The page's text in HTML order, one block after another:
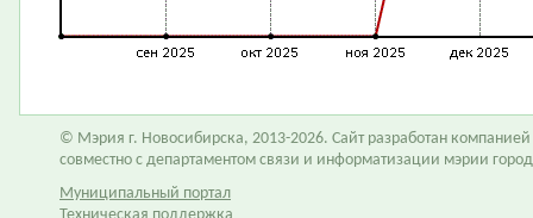
© Мэрия г. Новосибирска, 2013-2026. Сайт разработан компанией
совместно с департаментом связи и информатизации мэрии
Муниципальный портал